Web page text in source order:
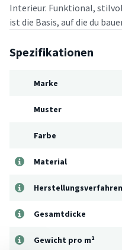
Interieur. Funktional,
ist die Basis, auf die du
Spezifikationen
Marke
Muster
Farbe
Material
Herstellungsverfahren
Gesamtdicke
Gewicht pro m²